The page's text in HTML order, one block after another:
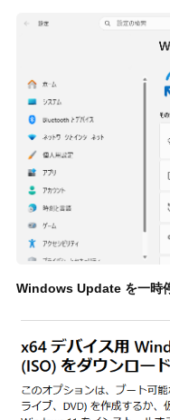
Windows Update を一時